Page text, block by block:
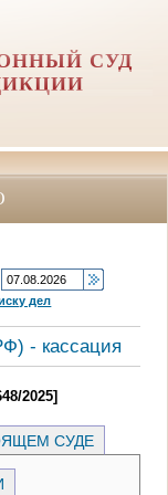
СУД
дел
- кассация
2025]
СУДЕ